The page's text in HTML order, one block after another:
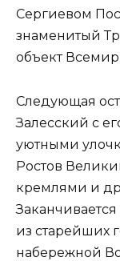
Сергиевом
знаменитый
объект
Следующая
Залесский с
уютными
Ростов
кремлями и
из старейших
набережной